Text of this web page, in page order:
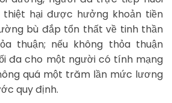
hại được hưởng khoản tiền
bù đắp tổn thất về tinh thần
thuận; nếu không thỏa thuận
đa cho một người có tính mạng
quá một trăm lần mức lương
quy định.